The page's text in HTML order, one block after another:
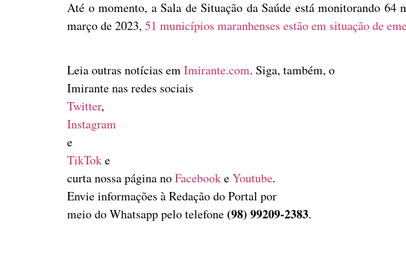
Até o momento, a Sala de Situação da Saúde está monitorando
março de 2023, 51 municípios maranhenses estão em situação de
Leia outras notícias emImirante.com. Siga, também, o
Imirante nas redes sociais
Twitter,
Instagram
e
TikToke
curta nossa página noFacebookeYoutube.
Envie informações à Redação do Portal por
meio do Whatsapp pelo telefone (98) 99209-2383.